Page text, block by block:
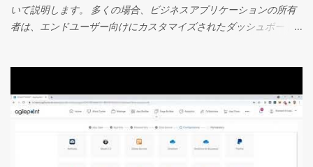
いて説明します。 多くの場合、ビジネスアプリケーションの所有
者は、エンドユーザー向けにカスタマイズされたダッシュボード
様から非常に好評を博している別のビデオで取り上げました。 こ
のビデオでは、カスタムプロジェクト固有のビューを定義する方
法を見ていきます。 主要な機能の一部を次に記載します 事前定義
されたアプリフィルターを使用してカスタムビューを設定し、エ